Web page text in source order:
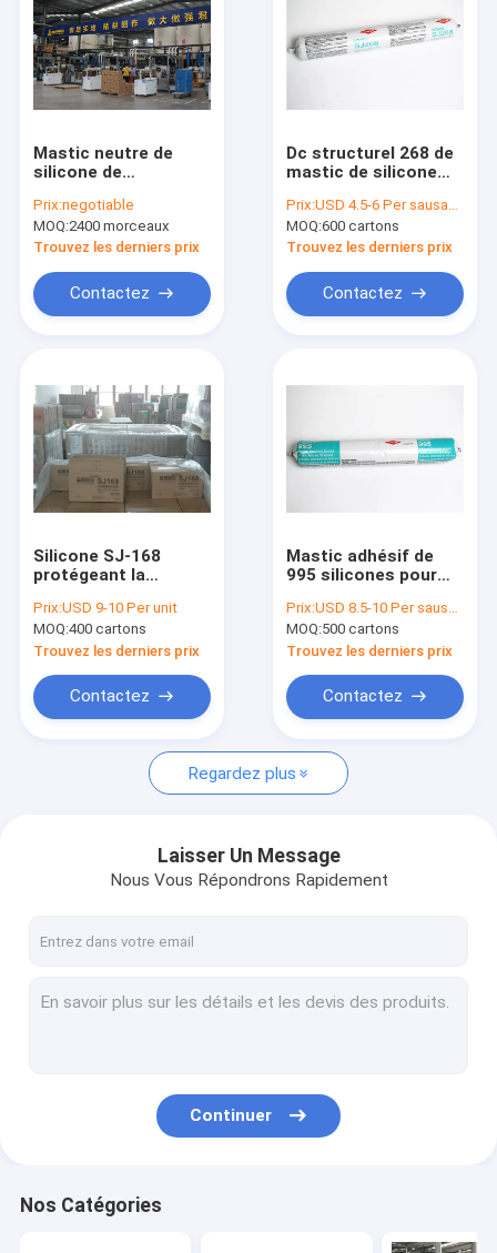
Colle libre de clou
mastic imperméable de silicone
Mastic de silicone d'arrêt du feu
mastic de polymère de Mme
Mastic neutre de
silicone de
imperméable pour le
modèle JB9600 de
construction
Prix:negotiable
MOQ:2400 morceaux
Trouvez les derniers prix
Contactez
Dc structurel 268 de
mastic de silicone
Prix:USD 4.5-6 Per sausage
MOQ:600 cartons
Trouvez les derniers prix
Contactez
Silicone SJ-168
protégeant la
intempéries faite sur
commande 590ml de
mastic
Prix:USD 9-10 Per unit
MOQ:400 cartons
Trouvez les derniers prix
Contactez
Mastic adhésif de
995 silicones pour
construction de
glaçage structurelles
Prix:USD 8.5-10 Per sausage
MOQ:500 cartons
Trouvez les derniers prix
Contactez
Regardez plus
Laisser Un Message
Nous Vous Répondrons Rapidement
Continuer
Nos Catégories